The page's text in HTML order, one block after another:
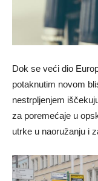
Dok se veći dio
potaknutim novom
nestrpljenjem
za poremećaje u
utrke u naoružanju i